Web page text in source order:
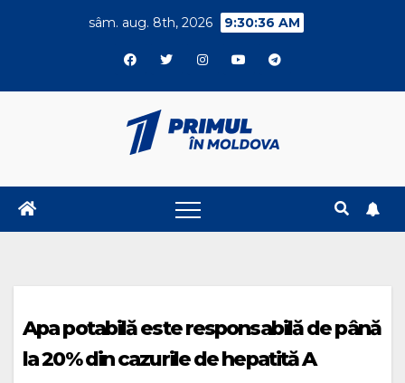
sâm. aug. 8th, 2026 9:30:36 AM
Apa potabilă este responsabilă de până
la 20% din cazurile de hepatită A